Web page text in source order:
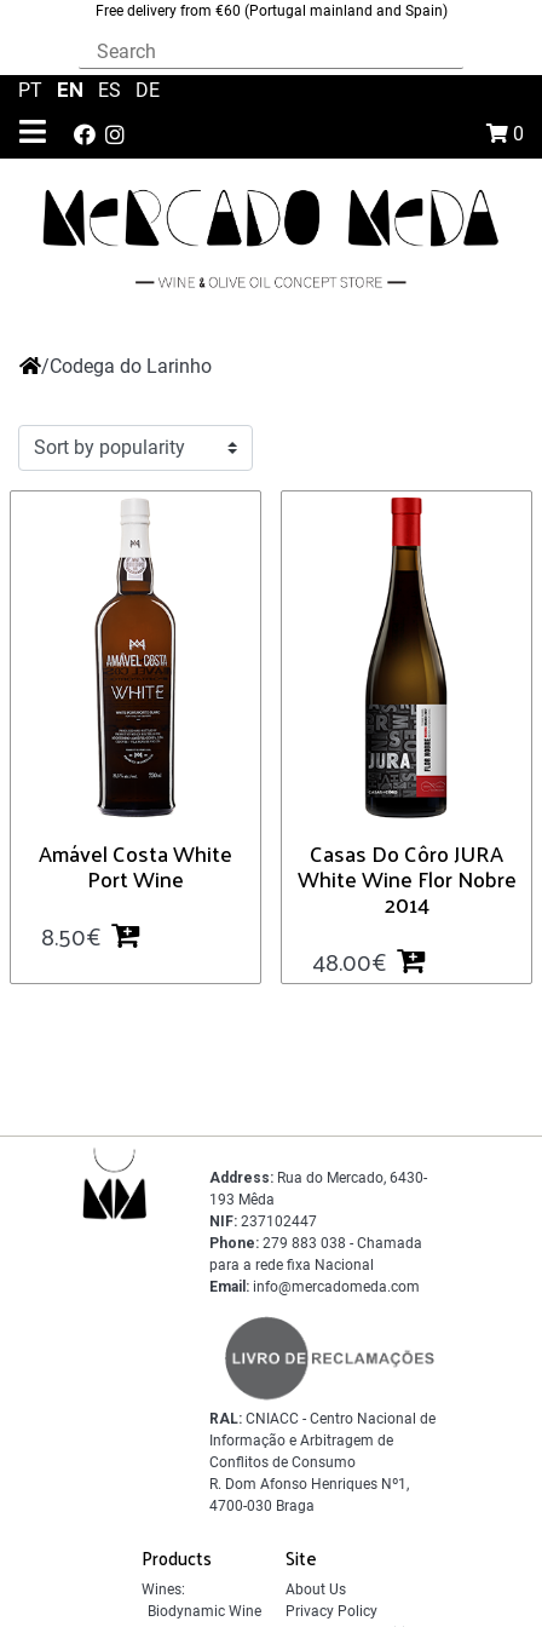
Free delivery from €60 (Portugal mainland and Spain)
0
PT EN ES DE
/Codega do Larinho
Amável Costa White
Port Wine
8.50€
Casas Do Côro JURA
White Wine Flor Nobre
2014
48.00€
Products
Wines:
Biodynamic Wine
Site
About Us
Privacy Policy
Address: Rua do Mercado, 6430-
193 Mêda
NIF: 237102447
Phone: 279 883 038 - Chamada
para a rede fixa Nacional
Email: info@mercadomeda.com
RAL: CNIACC - Centro Nacional de
Informação e Arbitragem de
Conflitos de Consumo
R. Dom Afonso Henriques Nº1,
4700-030 Braga